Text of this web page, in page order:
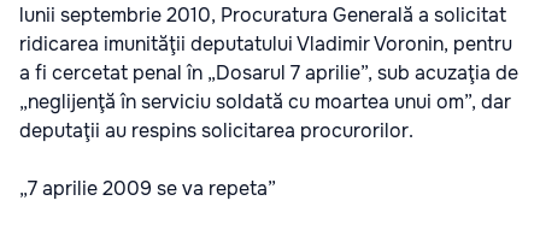
lunii septembrie 2010, Procuratura Generală a solicitat
ridicarea imunităţii deputatului Vladimir Voronin, pentru
a fi cercetat penal în „Dosarul 7 aprilie”, sub acuzaţia de
„neglijenţă în serviciu soldată cu moartea unui om”, dar
deputaţii au respins solicitarea procurorilor.
„7 aprilie 2009 se va repeta”